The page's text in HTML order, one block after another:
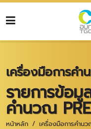
เครื่องมือการค
รายการข้อมู
คำนวณ
หน้าหลัก เครื่องมือการคำน